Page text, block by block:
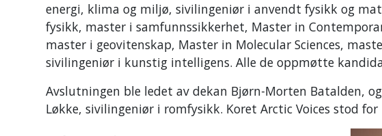
energi, klima og miljø, sivilingeniør i anvendt fysikk og
fysikk, master i samfunnssikkerhet, Master in
master i geovitenskap, Master in Molecular Sciences,
sivilingeniør i kunstig intelligens. Alle de oppmøtte
Avslutningen ble ledet av dekan Bjørn-Morten Batalden,
Løkke, sivilingeniør i romfysikk. Koret Arctic Voices stod